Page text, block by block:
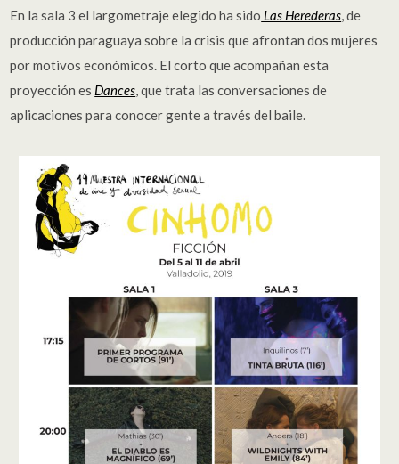
En la sala 3 el largometraje elegido ha sido Las Herederas, de
producción paraguaya sobre la crisis que afrontan dos mujeres
por motivos económicos. El corto que acompañan esta
proyección es Dances, que trata las conversaciones de
aplicaciones para conocer gente a través del baile.